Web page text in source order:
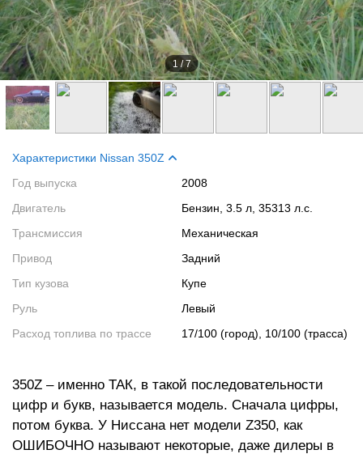
1 /7
Характеристики Nissan 350Z
Год выпуска
2008
Двигатель
Бензин, 3.5 л, 35313 л.с.
Трансмиссия
Механическая
Привод
Задний
Тип кузова
Купе
Руль
Левый
Расход топлива по трассе
17/100 (город), 10/100 (трасса)
350Z – именно ТАК, в такой последовательности
цифр и букв, называется модель. Сначала цифры,
потом буква. У Ниссана нет модели Z350, как
ОШИБОЧНО называют некоторые, даже дилеры в